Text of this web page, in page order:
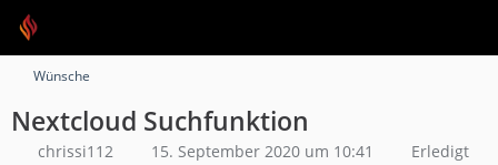
Wünsche
Nextcloud Suchfunktion
chrissi112 15. September 2020 um 10:41 Erledigt